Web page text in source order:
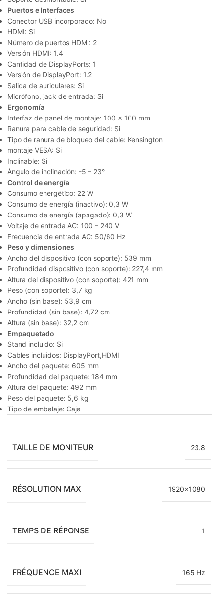
Puertos e Interfaces
Conector USB incorporado: No
HDMI: Si
Número de puertos HDMI: 2
Versión HDMI: 1.4
Cantidad de DisplayPorts: 1
Versión de DisplayPort: 1.2
Salida de auriculares: Si
Micrófono, jack de entrada: Si
Ergonomía
Interfaz de panel de montaje: 100 x 100 mm
Ranura para cable de seguridad: Si
Tipo de ranura de bloqueo del cable: Kensington
montaje VESA: Si
Inclinable: Si
Ángulo de inclinación: -5 – 23°
Control de energía
Consumo energético: 22 W
Consumo de energía (inactivo): 0,3 W
Consumo de energía (apagado): 0,3 W
Voltaje de entrada AC: 100 – 240 V
Frecuencia de entrada AC: 50/60 Hz
Peso y dimensiones
Ancho del dispositivo (con soporte): 539 mm
Profundidad dispositivo (con soporte): 227,4 mm
Altura del dispositivo (con soporte): 421 mm
Peso (con soporte): 3,7 kg
Ancho (sin base): 53,9 cm
Profundidad (sin base): 4,72 cm
Altura (sin base): 32,2 cm
Empaquetado
Stand incluido: Si
Cables incluidos: DisplayPort,HDMI
Ancho del paquete: 605 mm
Profundidad del paquete: 184 mm
Altura del paquete: 492 mm
Peso del paquete: 5,6 kg
Tipo de embalaje: Caja
TAILLE DE MONITEUR 23.8
RÉSOLUTION MAX 1920×1080
TEMPS DE RÉPONSE 1
FRÉQUENCE MAXI 165 Hz